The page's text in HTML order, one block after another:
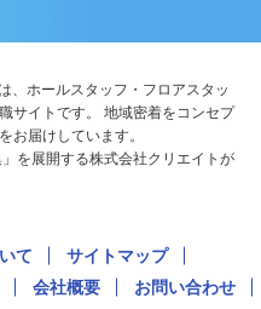
、ホールスタッフ・フロアスタッ
サイトです。 地域密着をコンセプ
お届けしています。
を展開する株式会社クリエイトが
て
サイトマップ
会社概要
お問い合わせ